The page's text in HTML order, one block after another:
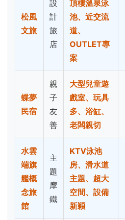
松風
文旅
設
計
旅
店
頂樓溫泉泳
池、近交流
道、
OUTLET專
案
蝶夢
民宿
親
子
友
善
大型兒童遊
戲室、玩具
多、浴缸、
老闆親切
水雲
端旗
艦概
念旅
館
主
題
摩
鐵
KTV泳池
房、滑水道
主題、超大
空間、設備
新穎